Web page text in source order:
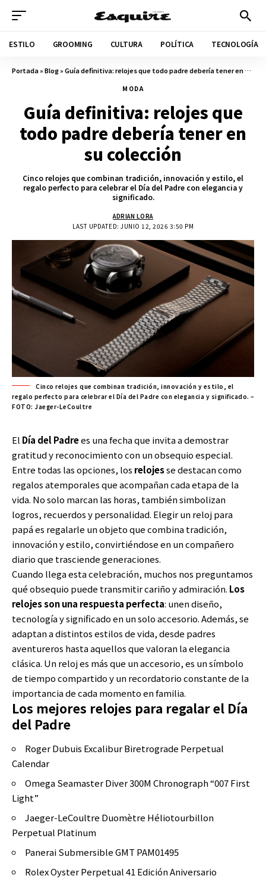
ESTILO GROOMING CULTURA POLÍTICA TECNOLOGÍA
Portada»Blog»Guía definitiva: relojes que todo padre debería tener en su colección
MODA
Guía definitiva: relojes que
todo padre debería tener en
su colección
Cinco relojes que combinan tradición, innovación y estilo, el
regalo perfecto para celebrar el Día del Padre con elegancia y
significado.
LAST UPDATED: JUNIO 12, 2026 3:50 PM
ADRIAN LORA
Cinco relojes que combinan tradición, innovación y estilo, el
regalo perfecto para celebrar el Día del Padre con elegancia y significado. –
FOTO: Jaeger-LeCoultre
El Día del Padrees una fecha que invita a demostrar
gratitud y reconocimiento con un obsequio especial.
Entre todas las opciones, los relojesse destacan como
regalos atemporales que acompañan cada etapa de la
vida. No solo marcan las horas, también simbolizan
logros, recuerdos y personalidad. Elegir un reloj para
papá es regalarle un objeto que combina tradición,
innovación y estilo, convirtiéndose en un compañero
diario que trasciende generaciones.
Cuando llega esta celebración, muchos nos preguntamos
qué obsequio puede transmitir cariño y admiración. Los
relojes son una respuesta perfecta: unen diseño,
tecnología y significado en un solo accesorio. Además, se
adaptan a distintos estilos de vida, desde padres
aventureros hasta aquellos que valoran la elegancia
clásica. Un reloj es más que un accesorio, es un símbolo
de tiempo compartido y un recordatorio constante de la
importancia de cada momento en familia.
Los mejores relojes para regalar el Día
del Padre
Roger Dubuis Excalibur Biretrograde Perpetual
Calendar
Omega Seamaster Diver 300M Chronograph “007 First
Light”
Jaeger-LeCoultre Duomètre Héliotourbillon
Perpetual Platinum
Panerai Submersible GMT PAM01495
Rolex Oyster Perpetual 41 Edición Aniversario